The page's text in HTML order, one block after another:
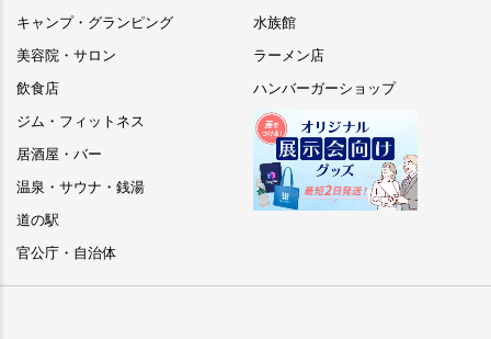
キャンプ・グランピング
美容院・サロン
飲食店
ジム・フィットネス
居酒屋・バー
温泉・サウナ・銭湯
道の駅
官公庁・自治体
水族館
ラーメン店
ハンバーガーショップ